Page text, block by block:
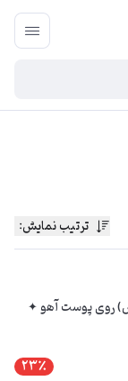
ترتیب نمایش:
روی پوست آهو ✦
23٪